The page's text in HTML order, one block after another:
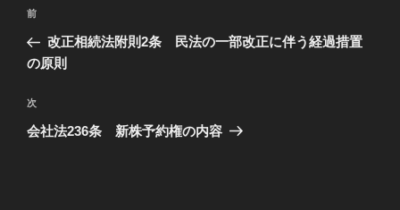
投
ナ
ゲ
ー
過
去
の
稿
前
改正相続法附則2条 民法の一部改正に伴う経過措置
の原則
次
の
次
会社法236条 新株予約権の内容